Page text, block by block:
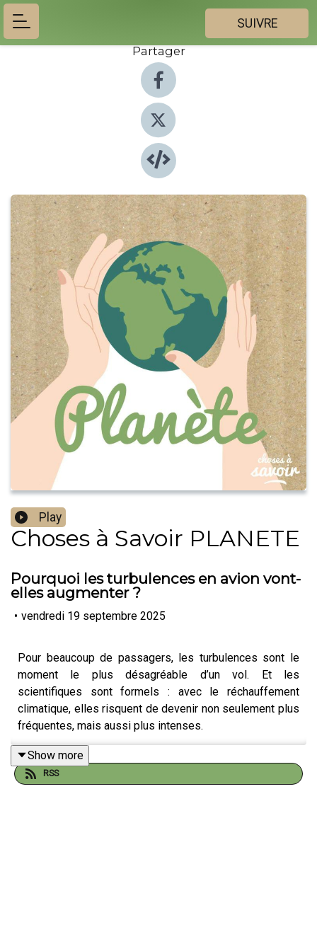
SUIVRE
Partager
Play
Choses à Savoir PLANETE
Pourquoi les turbulences en avion vont-
elles augmenter ?
• vendredi 19 septembre 2025
Pour beaucoup de passagers, les turbulences sont le
moment le plus désagréable d’un vol. Et les
scientifiques sont formels : avec le réchauffement
climatique, elles risquent de devenir non seulement plus
fréquentes, mais aussi plus intenses.
Entre 2009 et 2024, les autorités aéronautiques ont
Show more
RSS